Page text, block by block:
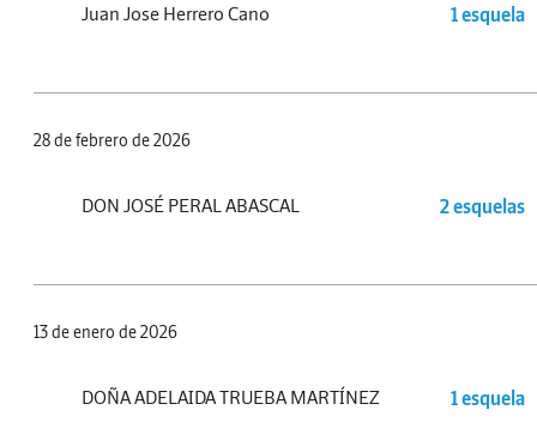
Juan Jose Herrero Cano 1 esquela
28 de febrero de 2026
DON JOSÉ PERAL ABASCAL 2 esquelas
13 de enero de 2026
DOÑA ADELAIDA TRUEBA MARTÍNEZ 1 esquela